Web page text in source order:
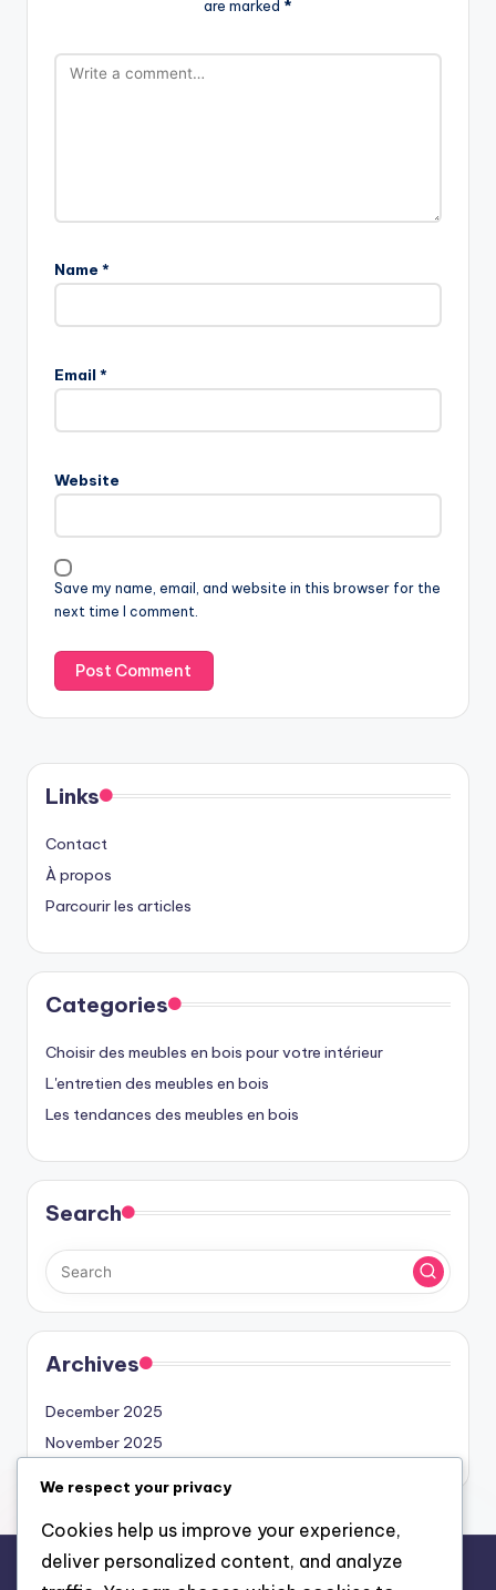
are marked *
Name *
Email *
Website
Save my name, email, and website in this browser for the
next time I comment.
Links
Contact
À propos
Parcourir les articles
Categories
Choisir des meubles en bois pour votre intérieur
L'entretien des meubles en bois
Les tendances des meubles en bois
Search
Archives
December 2025
November 2025
We respect your privacy
Cookies help us improve your experience,
deliver personalized content, and analyze